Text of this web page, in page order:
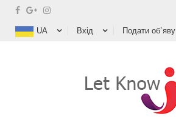
UA Вхід Подати об`яву